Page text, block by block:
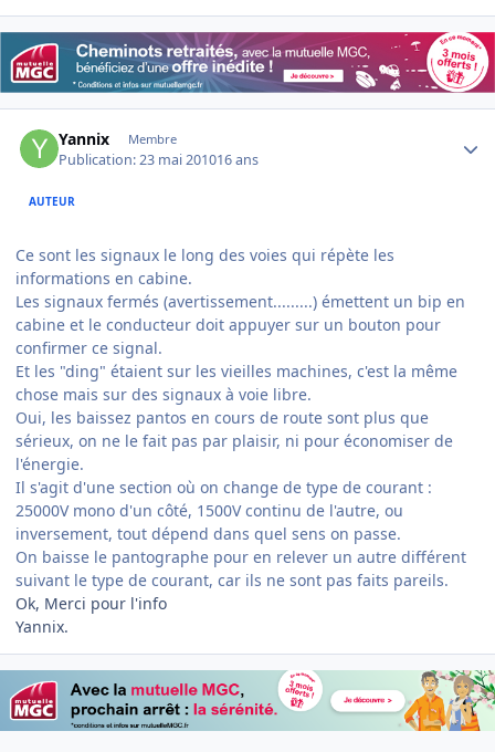
Yannix Membre
Publication:23 mai 201016 ans
AUTEUR
Ce sont les signaux le long des voies qui répète les
informations en cabine.
Les signaux fermés (avertissement.........) émettent un bip en
cabine et le conducteur doit appuyer sur un bouton pour
confirmer ce signal.
Et les "ding" étaient sur les vieilles machines, c'est la même
chose mais sur des signaux à voie libre.
Oui, les baissez pantos en cours de route sont plus que
sérieux, on ne le fait pas par plaisir, ni pour économiser de
l'énergie.
Il s'agit d'une section où on change de type de courant :
25000V mono d'un côté, 1500V continu de l'autre, ou
inversement, tout dépend dans quel sens on passe.
On baisse le pantographe pour en relever un autre différent
suivant le type de courant, car ils ne sont pas faits pareils.
Ok, Merci pour l'info
Yannix.